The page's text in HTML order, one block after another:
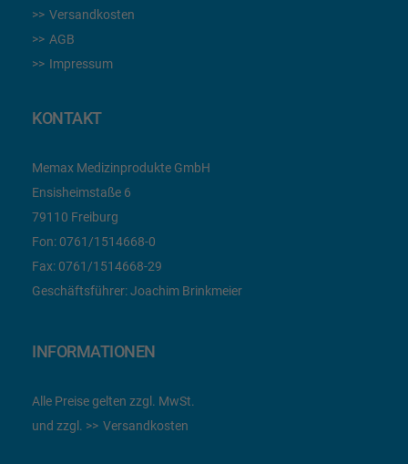
Versandkosten
AGB
Impressum
KONTAKT
Memax Medizinprodukte GmbH
Ensisheimstaße 6
79110 Freiburg
Fon: 0761/1514668-0
Fax: 0761/1514668-29
Geschäftsführer: Joachim Brinkmeier
INFORMATIONEN
Alle Preise gelten zzgl. MwSt.
und zzgl.
Versandkosten